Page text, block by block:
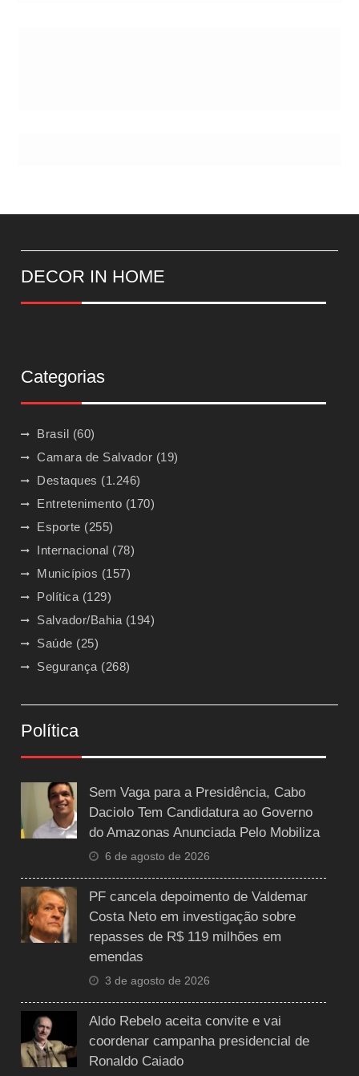
DECOR IN HOME
Categorias
Brasil (60)
Camara de Salvador (19)
Destaques (1.246)
Entretenimento (170)
Esporte (255)
Internacional (78)
Municípios (157)
Política (129)
Salvador/Bahia (194)
Saúde (25)
Segurança (268)
Política
Sem Vaga para a Presidência, Cabo
Daciolo Tem Candidatura ao Governo
do Amazonas Anunciada Pelo Mobiliza
6 de agosto de 2026
PF cancela depoimento de Valdemar
Costa Neto em investigação sobre
repasses de R$ 119 milhões em
emendas
3 de agosto de 2026
Aldo Rebelo aceita convite e vai
coordenar campanha presidencial de
Ronaldo Caiado